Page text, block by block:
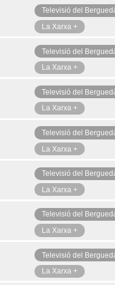
Televisió del
La Xarxa +
Televisió del
La Xarxa +
Televisió del
La Xarxa +
Televisió del
La Xarxa +
Televisió del
La Xarxa +
Televisió del
La Xarxa +
Televisió del
La Xarxa +